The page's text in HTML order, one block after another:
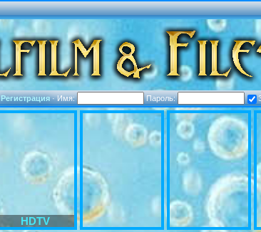
Регистрация·Имя: Пароль:
HDTV